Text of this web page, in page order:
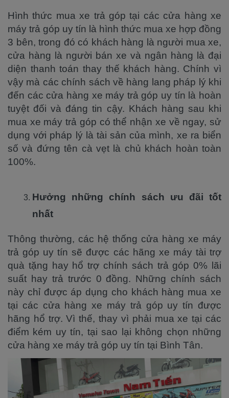
Hình thức mua xe trả góp tại các cửa hàng xe
máy trả góp uy tín là hình thức mua xe hợp đồng
3 bên, trong đó có khách hàng là người mua xe,
cửa hàng là người bán xe và ngân hàng là đại
diện thanh toán thay thế khách hàng. Chính vì
vậy mà các chính sách về hàng lang pháp lý khi
đến các cửa hàng xe máy trả góp uy tín là hoàn
tuyệt đối và đáng tin cậy. Khách hàng sau khi
mua xe máy trả góp có thể nhận xe về ngay, sử
dụng với pháp lý là tài sản của mình, xe ra biển
số và đứng tên cà vẹt là chủ khách hoàn toàn
100%.
Hưởng những chính sách ưu đãi tốt
nhất
Thông thường, các hệ thống cửa hàng xe máy
trả góp uy tín sẽ được các hãng xe máy tài trợ
quà tặng hay hổ trợ chính sách trả góp 0% lãi
suất hay trả trước 0 đồng. Những chính sách
này chỉ được áp dụng cho khách hàng mua xe
tại các cửa hàng xe máy trả góp uy tín được
hãng hổ trợ. Vì thế, thay vì phải mua xe tại các
điểm kém uy tín, tại sao lại không chọn những
cửa hàng xe máy trả góp uy tín tại Bình Tân.